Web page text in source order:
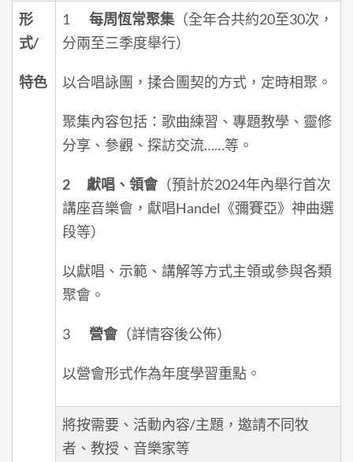
形
式/
特色
1 每周恆常聚集 （全年合共約20至30次，
分兩至三季度舉行）
以合唱詠團，揉合團契的方式，定時相聚。
聚集內容包括：歌曲練習、專題教學、靈修
分享、參觀、探訪交流……等。
2 獻唱、領會（預計於2024年內舉行首次
講座音樂會，獻唱Handel《彌賽亞》神曲選
段等）
以獻唱、示範、講解等方式主領或參與各類
聚會。
3 營會（詳情容後公佈）
以營會形式作為年度學習重點。
將按需要、活動內容/主題，邀請不同牧
者、教授、音樂家等